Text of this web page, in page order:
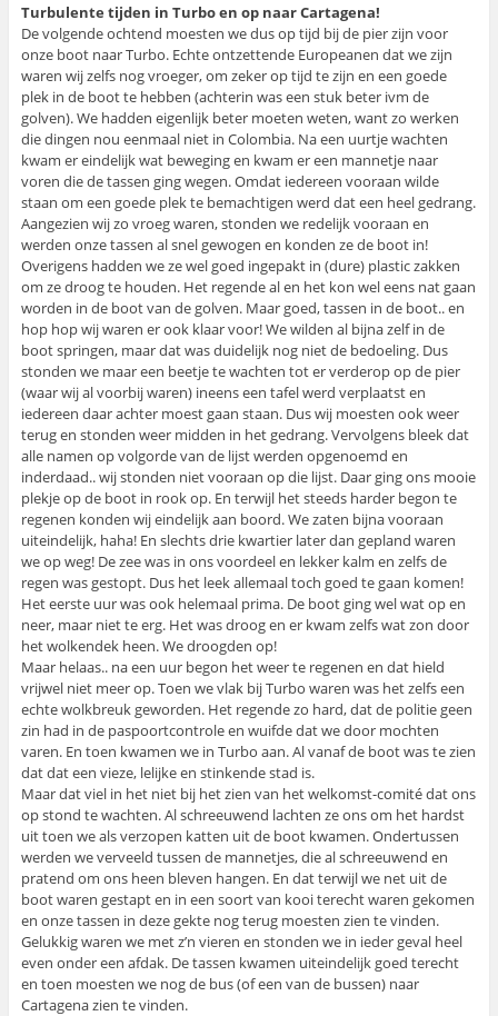
Turbulente tijden in Turbo en op naar Cartagena!
De volgende ochtend moesten we dus op tijd bij de pier zijn voor
onze boot naar Turbo. Echte ontzettende Europeanen dat we zijn
waren wij zelfs nog vroeger, om zeker op tijd te zijn en een goede
plek in de boot te hebben (achterin was een stuk beter ivm de
golven). We hadden eigenlijk beter moeten weten, want zo werken
die dingen nou eenmaal niet in Colombia. Na een uurtje wachten
kwam er eindelijk wat beweging en kwam er een mannetje naar
voren die de tassen ging wegen. Omdat iedereen vooraan wilde
staan om een goede plek te bemachtigen werd dat een heel gedrang.
Aangezien wij zo vroeg waren, stonden we redelijk vooraan en
werden onze tassen al snel gewogen en konden ze de boot in!
Overigens hadden we ze wel goed ingepakt in (dure) plastic zakken
om ze droog te houden. Het regende al en het kon wel eens nat gaan
worden in de boot van de golven. Maar goed, tassen in de boot.. en
hop hop wij waren er ook klaar voor! We wilden al bijna zelf in de
boot springen, maar dat was duidelijk nog niet de bedoeling. Dus
stonden we maar een beetje te wachten tot er verderop op de pier
(waar wij al voorbij waren) ineens een tafel werd verplaatst en
iedereen daar achter moest gaan staan. Dus wij moesten ook weer
terug en stonden weer midden in het gedrang. Vervolgens bleek dat
alle namen op volgorde van de lijst werden opgenoemd en
inderdaad.. wij stonden niet vooraan op die lijst. Daar ging ons mooie
plekje op de boot in rook op. En terwijl het steeds harder begon te
regenen konden wij eindelijk aan boord. We zaten bijna vooraan
uiteindelijk, haha! En slechts drie kwartier later dan gepland waren
we op weg! De zee was in ons voordeel en lekker kalm en zelfs de
regen was gestopt. Dus het leek allemaal toch goed te gaan komen!
Het eerste uur was ook helemaal prima. De boot ging wel wat op en
neer, maar niet te erg. Het was droog en er kwam zelfs wat zon door
het wolkendek heen. We droogden op!
Maar helaas.. na een uur begon het weer te regenen en dat hield
vrijwel niet meer op. Toen we vlak bij Turbo waren was het zelfs een
echte wolkbreuk geworden. Het regende zo hard, dat de politie geen
zin had in de paspoortcontrole en wuifde dat we door mochten
varen. En toen kwamen we in Turbo aan. Al vanaf de boot was te zien
dat dat een vieze, lelijke en stinkende stad is.
Maar dat viel in het niet bij het zien van het welkomst-comité dat ons
op stond te wachten. Al schreeuwend lachten ze ons om het hardst
uit toen we als verzopen katten uit de boot kwamen. Ondertussen
werden we verveeld tussen de mannetjes, die al schreeuwend en
pratend om ons heen bleven hangen. En dat terwijl we net uit de
boot waren gestapt en in een soort van kooi terecht waren gekomen
en onze tassen in deze gekte nog terug moesten zien te vinden.
Gelukkig waren we met z’n vieren en stonden we in ieder geval heel
even onder een afdak. De tassen kwamen uiteindelijk goed terecht
en toen moesten we nog de bus (of een van de bussen) naar
Cartagena zien te vinden.